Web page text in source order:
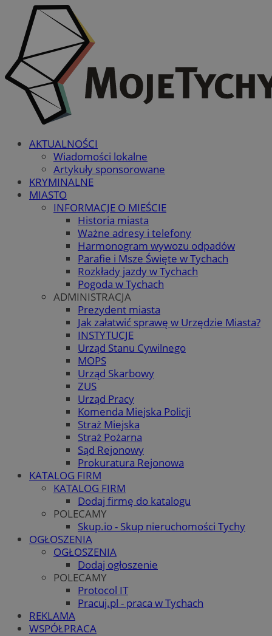
AKTUALNOŚCI
Wiadomości lokalne
Artykuły sponsorowane
KRYMINALNE
MIASTO
INFORMACJE O MIEŚCIE
Historia miasta
Ważne adresy i telefony
Harmonogram wywozu odpadów
Parafie i Msze Święte w Tychach
Rozkłady jazdy w Tychach
Pogoda w Tychach
ADMINISTRACJA
Prezydent miasta
Jak załatwić sprawę w Urzędzie Miasta?
INSTYTUCJE
Urząd Stanu Cywilnego
MOPS
Urząd Skarbowy
ZUS
Urząd Pracy
Komenda Miejska Policji
Straż Miejska
Straż Pożarna
Sąd Rejonowy
Prokuratura Rejonowa
KATALOG FIRM
KATALOG FIRM
Dodaj firmę do katalogu
POLECAMY
Skup.io - Skup nieruchomości Tychy
OGŁOSZENIA
OGŁOSZENIA
Dodaj ogłoszenie
POLECAMY
Protocol IT
Pracuj.pl - praca w Tychach
REKLAMA
WSPÓŁPRACA